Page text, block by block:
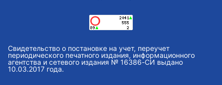
Свидетельство о постановке на учет, переучет
периодического печатного издания, информационного
агентства и сетевого издания № 16386-СИ выдано
10.03.2017 года.